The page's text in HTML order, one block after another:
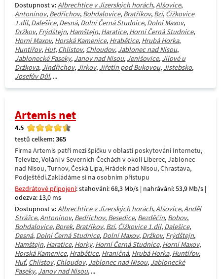
Dostupnost v:Albrechtice v Jizerských horách,Alšovice,
Antonínov, Bedřichov, Bohdalovice, Bratříkov, Bzí, Čížkovice
1.díl, Dalešice, Desná, Dolní Černá Studnice, Dolní Maxov,
Držkov, Frýdštejn, Hamštejn, Haratice, Horní Černá Studnice,
Horní Maxov, Horská Kamenice, Hrabětice, Hrubá Horka,
Huntířov, Huť, Chlístov, Chloudov, Jablonec nad Nisou,
Jablonecké Paseky, Janov nad Nisou, Jenišovice, Jílové u
Držkova, Jindřichov, Jirkov, Jiřetín pod Bukovou, Jistebsko,
Josefův Důl, ...
Artemis net
4.5
testů celkem:365
Firma Artemis patří mezi špičku v oblasti poskytování Internetu,
Televize, Volání v Severních Čechách v okolí Liberec, Jablonec
nad Nisou, Turnov, Česká Lípa, Hrádek nad Nisou, Chrastava,
Podještědí.Zakládáme si na osobním přístupu
Bezdrátové připojení: stahování: 68,3 Mb/s | nahrávání: 53,9 Mb/s |
odezva: 13,0 ms
Dostupnost v:Albrechtice v Jizerských horách,Alšovice,Anděl
Strážce,Antonínov, Bedřichov, Besedice, Bezděčín, Bobov,
Bohdalovice, Borek, Bratříkov, Bzí, Čížkovice 1.díl, Dalešice,
Desná, Dolní Černá Studnice, Dolní Maxov, Držkov, Frýdštejn,
Hamštejn, Haratice, Horky, Horní Černá Studnice, Horní Maxov,
Horská Kamenice, Hrabětice, Hraničná, Hrubá Horka, Huntířov,
Huť, Chlístov, Chloudov, Jablonec nad Nisou, Jablonecké
Paseky, Janov nad Nisou, ...